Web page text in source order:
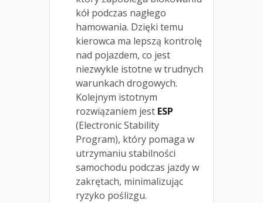
kół podczas nagłego
hamowania. Dzięki temu
kierowca ma lepszą kontrolę
nad pojazdem, co jest
niezwykle istotne w trudnych
warunkach drogowych.
Kolejnym istotnym
rozwiązaniem jest ESP
(Electronic Stability
Program), który pomaga w
utrzymaniu stabilności
samochodu podczas jazdy w
zakrętach, minimalizując
ryzyko poślizgu.